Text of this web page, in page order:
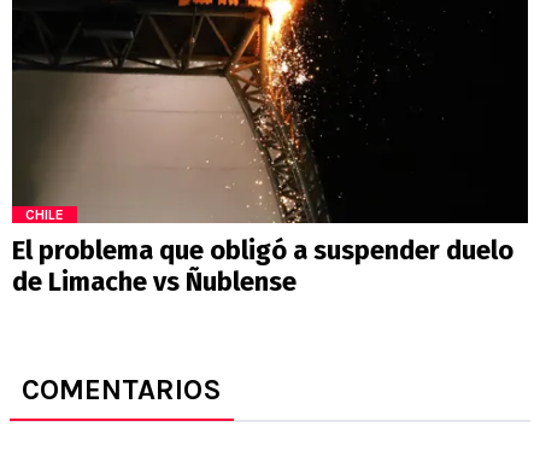
CHILE
El problema que obligó a suspender duelo
de Limache vs Ñublense
COMENTARIOS